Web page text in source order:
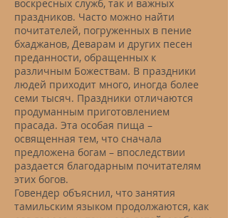
воскресных служб, так и важных
праздников. Часто можно найти
почитателей, погруженных в пение
бхаджанов, Деварам и других песен
преданности, обращенных к
различным Божествам. В праздники
людей приходит много, иногда более
семи тысяч. Праздники отличаются
продуманным приготовлением
прасада. Эта особая пища –
освященная тем, что сначала
предложена богам – впоследствии
раздается благодарным почитателям
этих богов.
Говендер объяснил, что занятия
тамильским языком продолжаются, как